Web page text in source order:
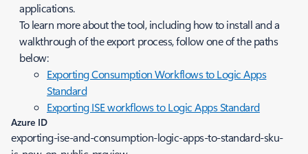
applications.
To learn more about the tool, including how to install and a
walkthrough of the export process, follow one of the paths
below:
Exporting Consumption Workflows to Logic Apps
Standard
Exporting ISE workflows to Logic Apps Standard
Azure ID
exporting-ise-and-consumption-logic-apps-to-standard-sku-